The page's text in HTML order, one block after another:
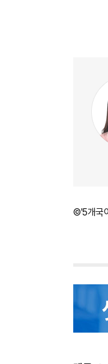
©'5개국